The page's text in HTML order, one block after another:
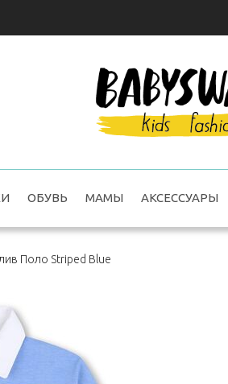
ОБУВЬ МАМЫ АКСЕССУАРЫ
Поло Striped Blue